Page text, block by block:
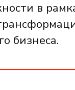
в
бизнеса.